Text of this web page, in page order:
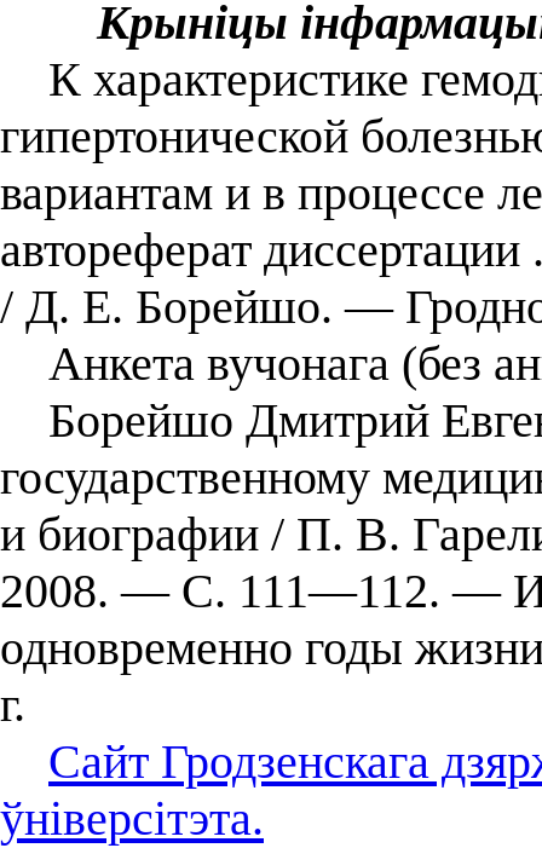
Крыніцы
К характеристике
гипертонической
вариантам и в процессе
автореферат
/ Д. Е. Борейшо. ―
Анкета вучонага (без
Борейшо Дмитрий
государственному
и биографии / П. В.
2008. — С. 111—112. —
одновременно годы
г.
Сайт Гродзенскага
ўніверсітэта.